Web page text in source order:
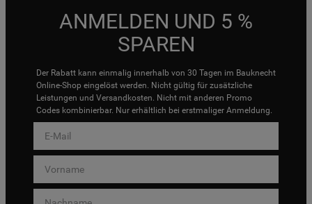
ANMELDEN UND 5 %
SPAREN
Der Rabatt kann einmalig innerhalb von 30 Tagen im Bauknecht
Online-Shop eingelöst werden. Nicht gültig für zusätzliche
Leistungen und Versandkosten. Nicht mit anderen Promo
Codes kombinierbar. Nur erhältlich bei erstmaliger Anmeldung.